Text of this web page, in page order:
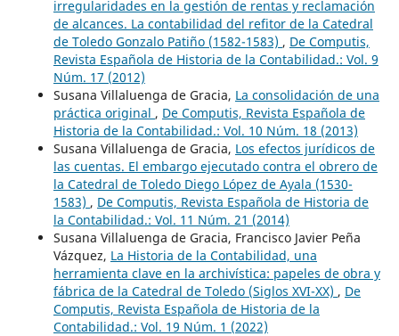
irregularidades en la gestión de rentas y reclamación
de alcances. La contabilidad del refitor de la Catedral
de Toledo Gonzalo Patiño (1582-1583) , De Computis,
Revista Española de Historia de la Contabilidad.: Vol. 9
Núm. 17 (2012)
Susana Villaluenga de Gracia, La consolidación de una
práctica original , De Computis, Revista Española de
Historia de la Contabilidad.: Vol. 10 Núm. 18 (2013)
Susana Villaluenga de Gracia, Los efectos jurídicos de
las cuentas. El embargo ejecutado contra el obrero de
la Catedral de Toledo Diego López de Ayala (1530-
1583) , De Computis, Revista Española de Historia de
la Contabilidad.: Vol. 11 Núm. 21 (2014)
Susana Villaluenga de Gracia, Francisco Javier Peña
Vázquez, La Historia de la Contabilidad, una
herramienta clave en la archivística: papeles de obra y
fábrica de la Catedral de Toledo (Siglos XVI-XX) , De
Computis, Revista Española de Historia de la
Contabilidad.: Vol. 19 Núm. 1 (2022)